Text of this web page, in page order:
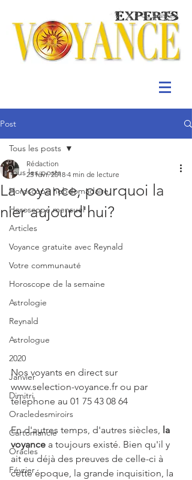
Post
Tous les posts
Horoscope hebdomadaire
Horoscope mensuel
Articles
Voyance gratuite avec Reynald
Votre communauté
Horoscope de la semaine
Astrologie
Reynald
Astrologue
2020
Janvier
Dimitri
Oracledesmiroirs
Cartomancie
Oracles
Février
Tous les posts
La voyance, pourquoi la
nier aujourd'hui?
Rédaction
23 févr. 2018 4 min de lecture
Nos voyants en direct sur
www.selection-voyance.fr ou par
téléphone au 01 75 43 08 64
En d'autres temps, d'autres siècles, la
voyance a toujours existé. Bien qu'il y
ait eu déjà des preuves de celle-ci à
cette époque, la grande inquisition, la